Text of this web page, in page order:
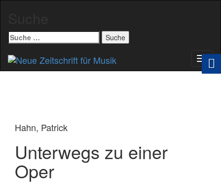
Suche
nach:
Hahn, Patrick
Unterwegs zu einer
Oper